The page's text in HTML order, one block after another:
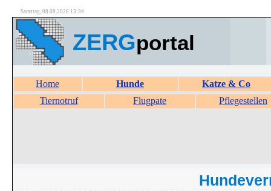
Samstag, 08.08.2026 13:34
ZERGportal
Home Hunde
Katze & Co
Tiernotruf
Flugpate Pflegestellen